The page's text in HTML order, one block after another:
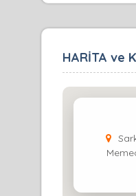
HARİTA ve